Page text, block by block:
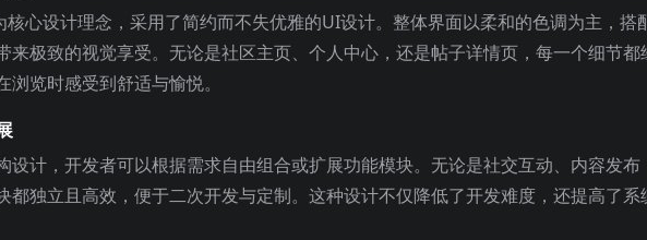
核心设计理念，采用了简约而不失优雅的UI设计。整体界面以柔和的色调为主，搭
来极致的视觉享受。无论是社区主页、个人中心，还是帖子详情页，每一个细节都
览时感受到舒适与愉悦。
设计，开发者可以根据需求自由组合或扩展功能模块。无论是社交互动、内容发布
都独立且高效，便于二次开发与定制。这种设计不仅降低了开发难度，还提高了系